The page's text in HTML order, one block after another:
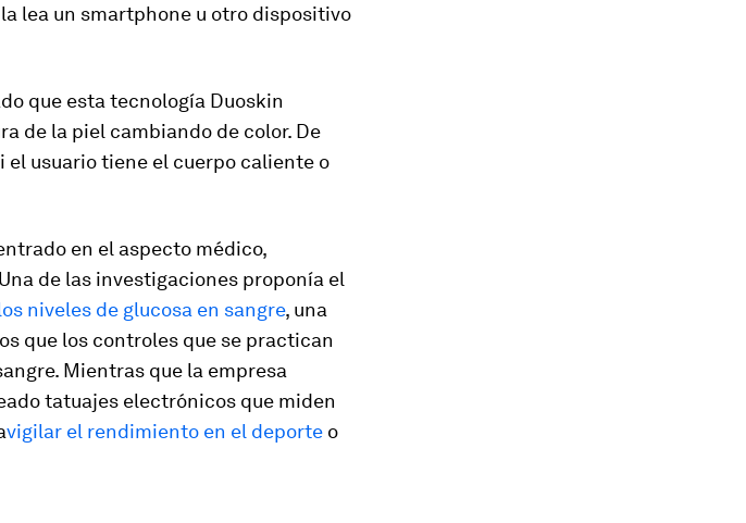
la lea un smartphone u otro dispositivo
que esta tecnología Duoskin
de la piel cambiando de color. De
usuario tiene el cuerpo caliente o
en el aspecto médico,
de las investigaciones proponía el
niveles de glucosa en sangre, una
que los controles que se practican
Mientras que la empresa
tatuajes electrónicos que miden
vigilar el rendimiento en el deporte o